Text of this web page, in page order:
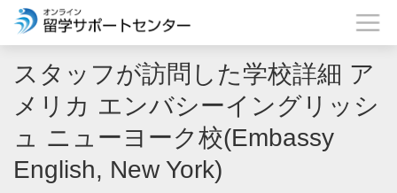
スタッフが訪問した学校詳細 ア
メリカ エンバシーイングリッシ
ュ ニューヨーク校(Embassy
English, New York)